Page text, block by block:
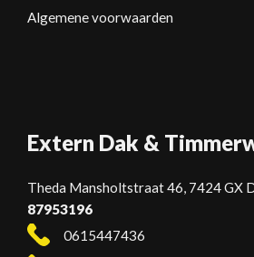
Algemene voorwaarden
Extern Dak &
Theda Mansholtstraat 46, 7424 GX
87953196
0615447436